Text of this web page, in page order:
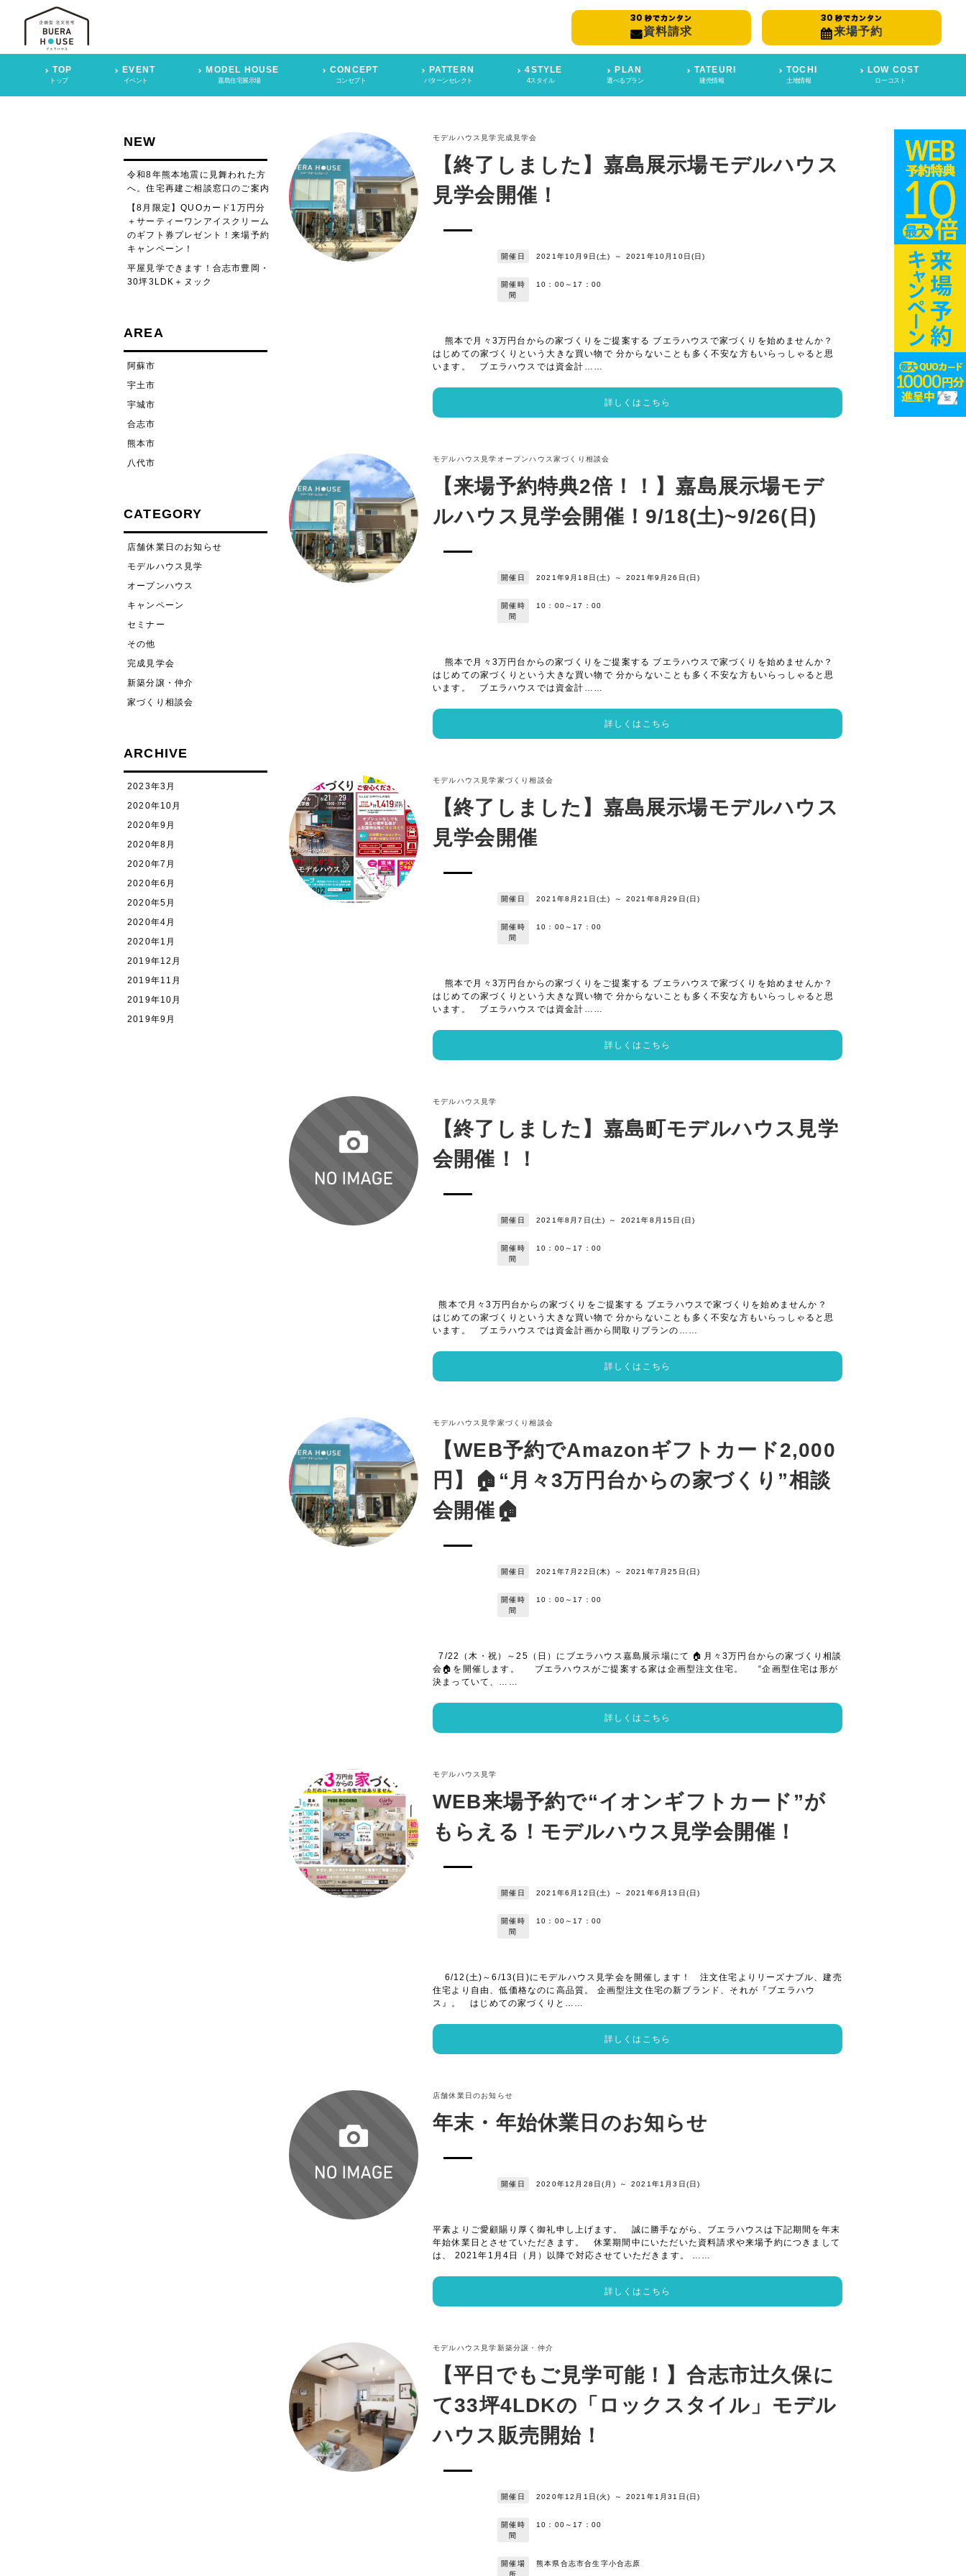
資料請求 来場予約
TOP
トップ
EVENT
イベント
MODEL HOUSE
嘉島住宅展示場
CONCEPT
コンセプト
PATTERN
パターンセレクト
4STYLE
4スタイル
PLAN
選べるプラン
TATEURI
建売情報
TOCHI
土地情報
LOW COST
ローコスト
モデルハウス見学完成見学会
【終了しました】嘉島展示場モデルハウス
見学会開催！
開催日 2021年10月9日(土) ～ 2021年10月10日(日)
開催時
間
10：00～17：00
熊本で月々3万円台からの家づくりをご提案する ブエラハウスで家づくりを始めませんか？
はじめての家づくりという大きな買い物で 分からないことも多く不安な方もいらっしゃると思
います。 ブエラハウスでは資金計……
詳しくはこちら
モデルハウス見学 オープンハウス家づくり相談会
【来場予約特典2倍！！】嘉島展示場モデ
ルハウス見学会開催！9/18(土)~9/26(日)
開催日 2021年9月18日(土) ～ 2021年9月26日(日)
開催時
間
10：00～17：00
熊本で月々3万円台からの家づくりをご提案する ブエラハウスで家づくりを始めませんか？
はじめての家づくりという大きな買い物で 分からないことも多く不安な方もいらっしゃると思
います。 ブエラハウスでは資金計……
詳しくはこちら
モデルハウス見学家づくり相談会
【終了しました】嘉島展示場モデルハウス
見学会開催
開催日 2021年8月21日(土) ～ 2021年8月29日(日)
開催時
間
10：00～17：00
熊本で月々3万円台からの家づくりをご提案する ブエラハウスで家づくりを始めませんか？
はじめての家づくりという大きな買い物で 分からないことも多く不安な方もいらっしゃると思
います。 ブエラハウスでは資金計……
詳しくはこちら
モデルハウス見学
【終了しました】嘉島町モデルハウス見学
会開催！！
開催日 2021年8月7日(土) ～ 2021年8月15日(日)
開催時
間
10：00～17：00
熊本で月々3万円台からの家づくりをご提案する ブエラハウスで家づくりを始めませんか？
はじめての家づくりという大きな買い物で 分からないことも多く不安な方もいらっしゃると思
います。 ブエラハウスでは資金計画から間取りプランの……
詳しくはこちら
モデルハウス見学家づくり相談会
【WEB予約でAmazonギフトカード2,000
円】🏠“月々3万円台からの家づくり”相談
会開催🏠
開催日 2021年7月22日(木) ～ 2021年7月25日(日)
開催時
間
10：00～17：00
7/22（木・祝）～25（日）にブエラハウス嘉島展示場にて 🏠月々3万円台からの家づくり相談
会🏠を開催します。 ブエラハウスがご提案する家は企画型注文住宅。 “企画型住宅は形が
決まっていて、……
詳しくはこちら
モデルハウス見学
WEB来場予約で“イオンギフトカード”が
もらえる！モデルハウス見学会開催！
開催日 2021年6月12日(土) ～ 2021年6月13日(日)
開催時
間
10：00～17：00
6/12(土)～6/13(日)にモデルハウス見学会を開催します！ 注文住宅よりリーズナブル、建売
住宅より自由、低価格なのに高品質。 企画型注文住宅の新ブランド、それが『ブエラハウ
ス』。 はじめての家づくりと……
詳しくはこちら
店舗休業日のお知らせ
年末・年始休業日のお知らせ
開催日 2020年12月28日(月) ～ 2021年1月3日(日)
平素よりご愛顧賜り厚く御礼申し上げます。 誠に勝手ながら、ブエラハウスは下記期間を年末
年始休業日とさせていただきます。 休業期間中にいただいた資料請求や来場予約につきまして
は、 2021年1月4日（月）以降で対応させていただきます。 ……
詳しくはこちら
モデルハウス見学新築分譲・仲介
【平日でもご見学可能！】合志市辻久保に
て33坪4LDKの「ロックスタイル」モデル
ハウス販売開始！
開催日 2020年12月1日(火) ～ 2021年1月31日(日)
開催時
間
10：00～17：00
開催場
所
熊本県合志市合生字小合志原
NEW
令和8年熊本地震に見舞われた方
へ。住宅再建ご相談窓口のご案内
【8月限定】QUOカード1万円分
＋サーティーワンアイスクリーム
のギフト券プレゼント！来場予約
キャンペーン！
平屋見学できます！合志市豊岡・
30坪3LDK＋ヌック
AREA
阿蘇市
宇土市
宇城市
合志市
熊本市
八代市
CATEGORY
店舗休業日のお知らせ
モデルハウス見学
オープンハウス
キャンペーン
セミナー
その他
完成見学会
新築分譲・仲介
家づくり相談会
ARCHIVE
2023年3月
2020年10月
2020年9月
2020年8月
2020年7月
2020年6月
2020年5月
2020年4月
2020年1月
2019年12月
2019年11月
2019年10月
2019年9月